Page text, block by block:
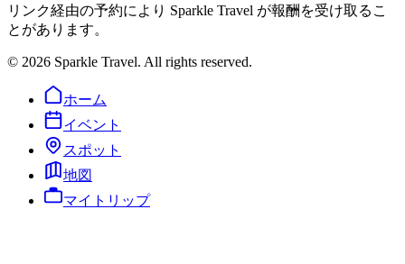
リンク経由の予約により Sparkle Travel が報酬を受け取るこ
とがあります。
© 2026 Sparkle Travel. All rights reserved.
ホーム
イベント
スポット
地図
マイトリップ